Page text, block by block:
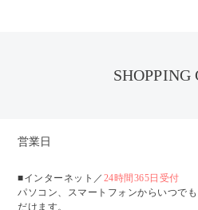
SHOPPING
営業日
■インターネット／ 24時間365日受付
パソコン、スマートフォンからいつで
だけます。